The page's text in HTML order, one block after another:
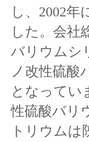
し、2002
した。会社
バリウムシ
ノ改性硫酸
となってい
性硫酸バリ
トリウム